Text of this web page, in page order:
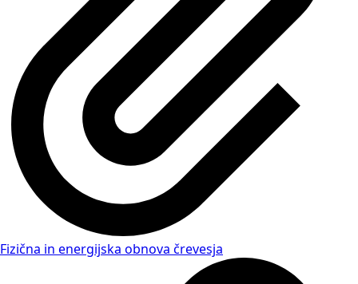
Fizična in energijska obnova črevesja